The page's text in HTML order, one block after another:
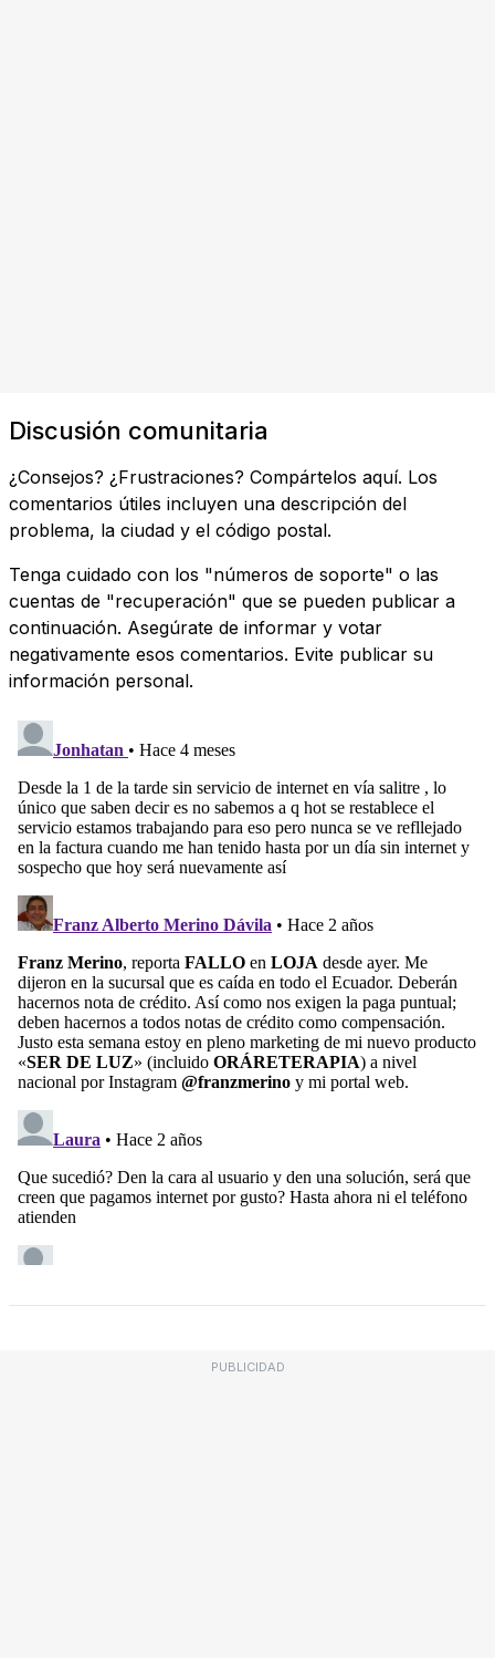
Discusión comunitaria
¿Consejos? ¿Frustraciones? Compártelos aquí. Los
comentarios útiles incluyen una descripción del
problema, la ciudad y el código postal.
Tenga cuidado con los "números de soporte" o las
cuentas de "recuperación" que se pueden publicar a
continuación. Asegúrate de informar y votar
negativamente esos comentarios. Evite publicar su
información personal.
PUBLICIDAD